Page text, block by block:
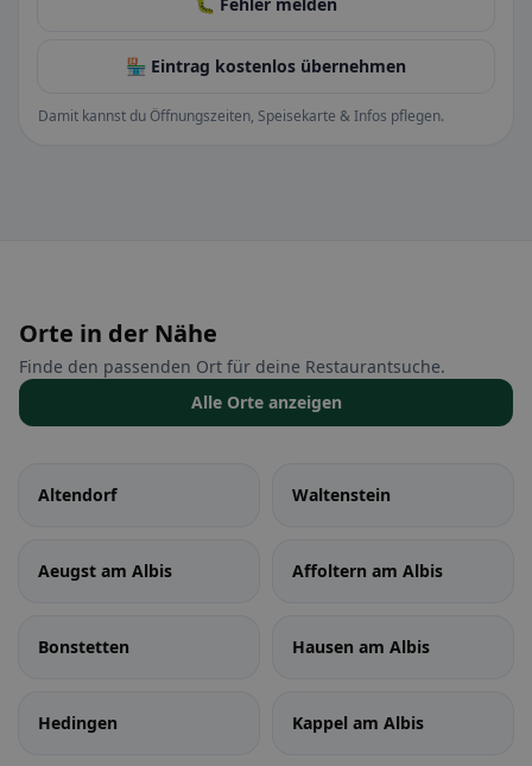
🏪 Eintrag kostenlos übernehmen
Damit kannst du Öffnungszeiten, Speisekarte & Infos pflegen.
Orte in der Nähe
Finde den passenden Ort für deine Restaurantsuche.
Alle Orte anzeigen
Altendorf Waltenstein
Aeugst am Albis Affoltern am Albis
Bonstetten Hausen am Albis
Hedingen Kappel am Albis